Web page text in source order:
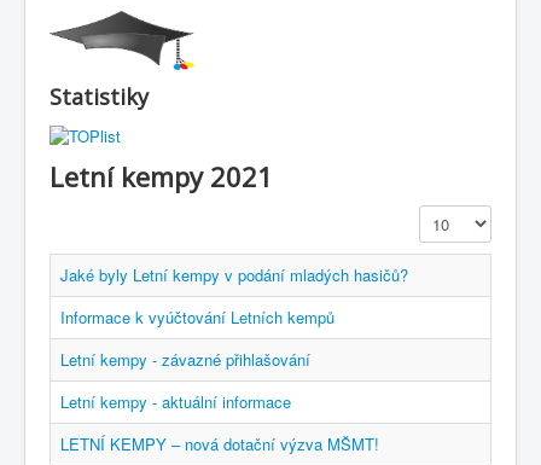
Statistiky
Letní kempy 2021
Zobrazit
Jaké byly Letní kempy v podání mladých hasičů?
Informace k vyúčtování Letních kempů
Letní kempy - závazné přihlašování
Letní kempy - aktuální informace
LETNÍ KEMPY – nová dotační výzva MŠMT!